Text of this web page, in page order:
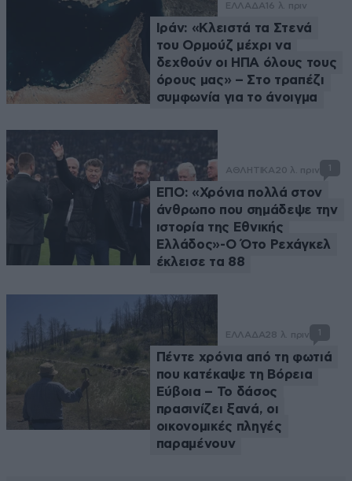
ΕΛΛΑΔΑ 16 λ. πριν
Ιράν: «Κλειστά τα Στενά
του Ορμούζ μέχρι να
δεχθούν οι ΗΠΑ όλους τους
όρους μας» – Στο τραπέζι
συμφωνία για το άνοιγμα
ΑΘΛΗΤΙΚΑ 20 λ. πριν 1
ΕΠΟ: «Χρόνια πολλά στον
άνθρωπο που σημάδεψε την
ιστορία της Εθνικής
Ελλάδος»-Ο Ότο Ρεχάγκελ
έκλεισε τα 88
ΕΛΛΑΔΑ28 λ. πριν 1
Πέντε χρόνια από τη φωτιά
που κατέκαψε τη Βόρεια
Εύβοια – Το δάσος
πρασινίζει ξανά, οι
οικονομικές πληγές
παραμένουν